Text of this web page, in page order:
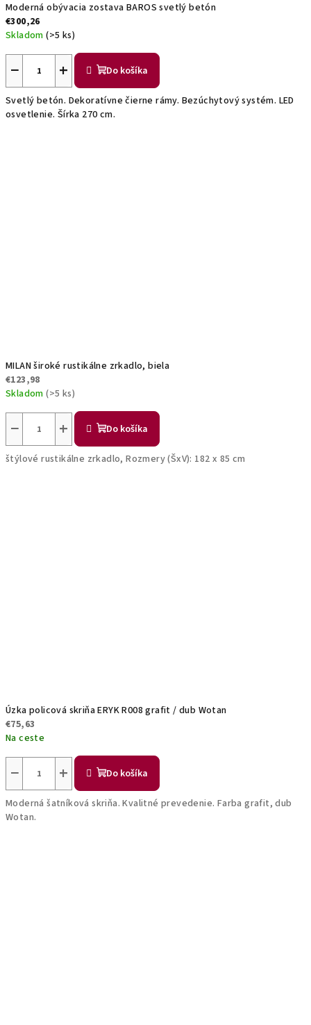
Moderná obývacia zostava BAROS svetlý betón
€300,26
Skladom(>5 ks)
+
− Do košíka
Svetlý betón. Dekoratívne čierne rámy. Bezúchytový systém. LED
osvetlenie. Šírka 270 cm.
MILAN široké rustikálne zrkadlo, biela
€123,98
Skladom(>5 ks)
+
− Do košíka
štýlové rustikálne zrkadlo, Rozmery (ŠxV): 182 x 85 cm
Úzka policová skriňa ERYK R008 grafit / dub Wotan
€75,63
Na ceste
+
− Do košíka
Moderná šatníková skriňa. Kvalitné prevedenie. Farba grafit, dub
Wotan.